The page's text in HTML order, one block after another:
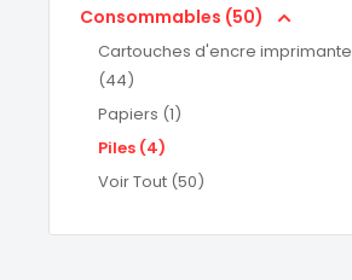
Consommables (50)
Cartouches d'encre imprimante
(44)
Papiers (1)
Piles (4)
Voir Tout (50)